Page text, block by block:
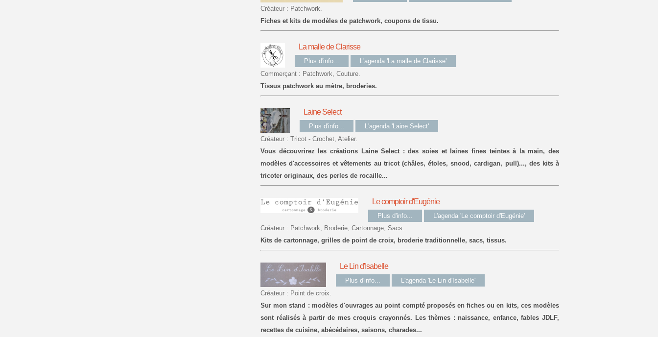
Créateur : Patchwork.
Fiches et kits de modèles de patchwork, coupons de tissu.
La malle de Clarisse
Plus d'info...
L'agenda 'La malle de Clarisse'
Commerçant : Patchwork, Couture.
Tissus patchwork au mètre, broderies.
Laine Select
Plus d'info...
L'agenda 'Laine Select'
Créateur : Tricot - Crochet, Atelier.
Vous découvrirez les créations Laine Select : des soies et laines fines teintes à la main, des
modèles d'accessoires et vêtements au tricot (châles, étoles, snood, cardigan, pull)..., des kits à
tricoter originaux, des perles de rocaille...
Le comptoir d'Eugénie
Plus d'info...
L'agenda 'Le comptoir d'Eugénie'
Créateur : Patchwork, Broderie, Cartonnage, Sacs.
Kits de cartonnage, grilles de point de croix, broderie traditionnelle, sacs, tissus.
Le Lin d'Isabelle
Plus d'info...
L'agenda 'Le Lin d'Isabelle'
Créateur : Point de croix.
Sur mon stand : modèles d'ouvrages au point compté proposés en fiches ou en kits, ces modèles
sont réalisés à partir de mes croquis crayonnés. Les thèmes : naissance, enfance, fables JDLF,
recettes de cuisine, abécédaires, saisons, charades...